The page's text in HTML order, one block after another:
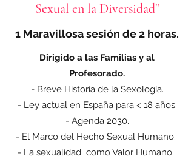
Sexual en la Diversidad"
1 Maravillosa sesión de 2 horas.
Dirigido a las Familias y al
Profesorado.
- Breve Historia de la Sexología.
- Ley actual en España para < 18 años.
- Agenda 2030.
- El Marco del Hecho Sexual Humano.
- La sexualidad como Valor Humano.